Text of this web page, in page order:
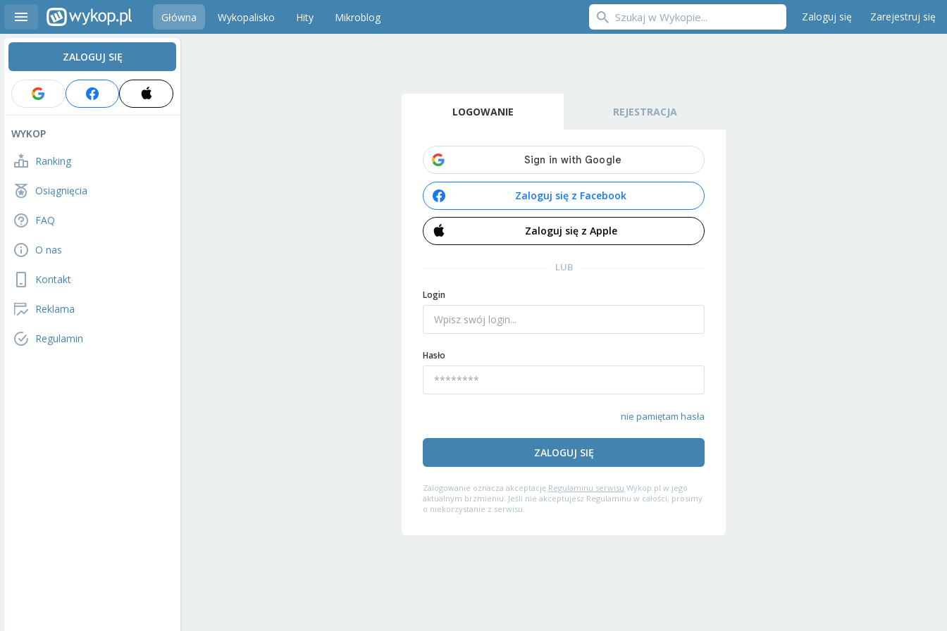
Główna Wykopalisko Hity Mikroblog Zaloguj się Zarejestruj się
ZALOGUJ SIĘ
WYKOP
Ranking
Osiągnięcia
FAQ
O nas
Kontakt
Reklama
Regulamin
LOGOWANIE REJESTRACJA
Zaloguj się z Facebook
Zaloguj się z Apple
LUB
Login
Hasło
nie pamiętam hasła
ZALOGUJ SIĘ
Zalogowanie oznacza akceptację Regulaminu serwisu Wykop.pl w jego
aktualnym brzmieniu. Jeśli nie akceptujesz Regulaminu w całości, prosimy
o niekorzystanie z serwisu.